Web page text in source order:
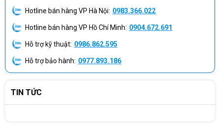
Hotline bán hàng VP Hà Nội: 0983.366.022
Hotline bán hàng VP Hồ Chí Minh: 0904.672.691
Hỗ trợ kỹ thuật: 0986.862.595
Hỗ trợ bảo hành: 0977.893.186
TIN TỨC